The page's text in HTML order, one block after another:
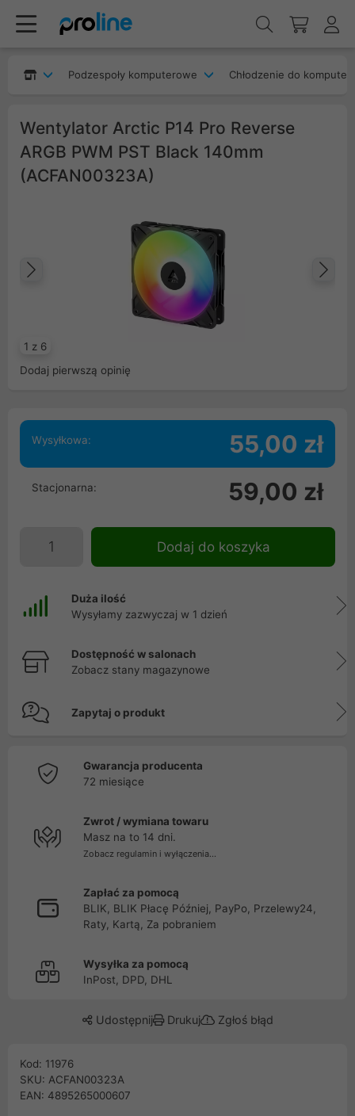
Podzespoły komputerowe Chłodzenie do
Wentylator Arctic P14 Pro Reverse
ARGB PWM PST Black 140mm
(ACFAN00323A)
1 z 6
Poprzedni
Dodaj pierwszą opinię
Wysyłkowa: 55,00 zł
Stacjonarna: 59,00 zł
Dodaj do koszyka
Duża ilość
Wysyłamy zazwyczaj w 1 dzień
Dostępność w salonach
Zobacz stany magazynowe
Zapytaj o produkt
Gwarancja producenta
72 miesiące
Zwrot / wymiana towaru
Masz na to 14 dni.
Zobacz regulamin i wyłączenia...
Zapłać za pomocą
BLIK, BLIK Płacę Później, PayPo, Przelewy24,
Raty, Kartą, Za pobraniem
Wysyłka za pomocą
InPost, DPD, DHL
Udostępnij Drukuj Zgłoś błąd
Kod: 11976
SKU: ACFAN00323A
EAN: 4895265000607